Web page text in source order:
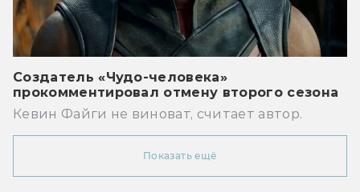
Создатель «Чудо-человека»
прокомментировал отмену второго сезона
Кевин Файги не виноват, считает автор.
Показать ещё